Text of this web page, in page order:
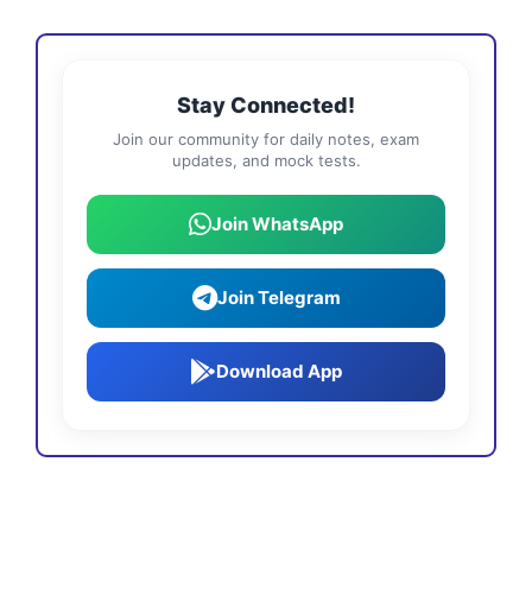
Stay Connected!
Join our community for daily notes, exam
updates, and mock tests.
Join WhatsApp
Join Telegram
Download App